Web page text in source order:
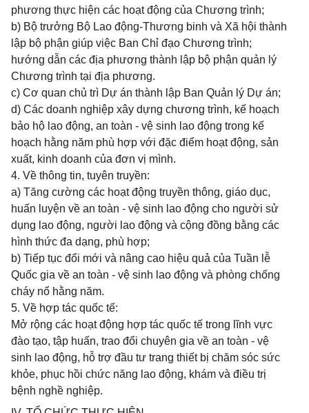
phương thực hiện các hoạt động của Chương trình;
b) Bộ trưởng Bộ Lao động-Thương binh và Xã hội thành
lập bộ phận giúp việc Ban Chỉ đạo Chương trình;
hướng dẫn các địa phương thành lập bộ phận quản lý
Chương trình tại địa phương.
c) Cơ quan chủ trì Dự án thành lập Ban Quản lý Dự án;
d) Các doanh nghiệp xây dựng chương trình, kế hoạch
bảo hộ lao động, an toàn - vệ sinh lao động trong kế
hoạch hằng năm phù hợp với đặc điểm hoạt động, sản
xuất, kinh doanh của đơn vị mình.
4. Về thông tin, tuyên truyền:
a) Tăng cường các hoạt động truyền thông, giáo dục,
huấn luyện về an toàn - vệ sinh lao động cho người sử
dụng lao động, người lao động và cộng đồng bằng các
hình thức đa dạng, phù hợp;
b) Tiếp tục đổi mới và nâng cao hiệu quả của Tuần lễ
Quốc gia về an toàn - vệ sinh lao động và phòng chống
cháy nổ hằng năm.
5. Về hợp tác quốc tế:
Mở rộng các hoạt động hợp tác quốc tế trong lĩnh vực
đào tạo, tập huấn, trao đổi chuyên gia về an toàn - vệ
sinh lao động, hỗ trợ đầu tư trang thiết bị chăm sóc sức
khỏe, phục hồi chức năng lao động, khám và điều trị
bệnh nghề nghiệp.